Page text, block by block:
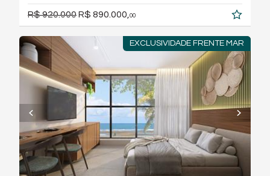
R$ 920.000R$ 890.000, 00
EXCLUSIVIDADE FRENTE MAR